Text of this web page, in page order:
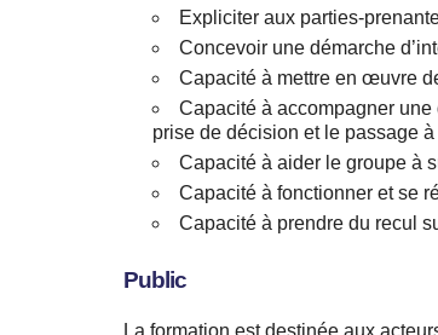
Expliciter aux parties-
Concevoir une démarche
Capacité à mettre en œuvre
Capacité à accompagner
prise de décision et le passage à
Capacité à aider le groupe à
Capacité à fonctionner et se
Capacité à prendre du recul
Public
La formation est destinée aux